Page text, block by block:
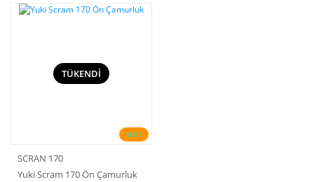
%10
TÜKENDİ
SCRAN 170
Yuki Scram 170 Ön Çamurluk